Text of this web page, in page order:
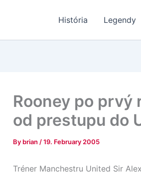
História Legendy
Rooney po prvý
od prestupu do
By brian /19. February 2005
Tréner Manchestru United Sir